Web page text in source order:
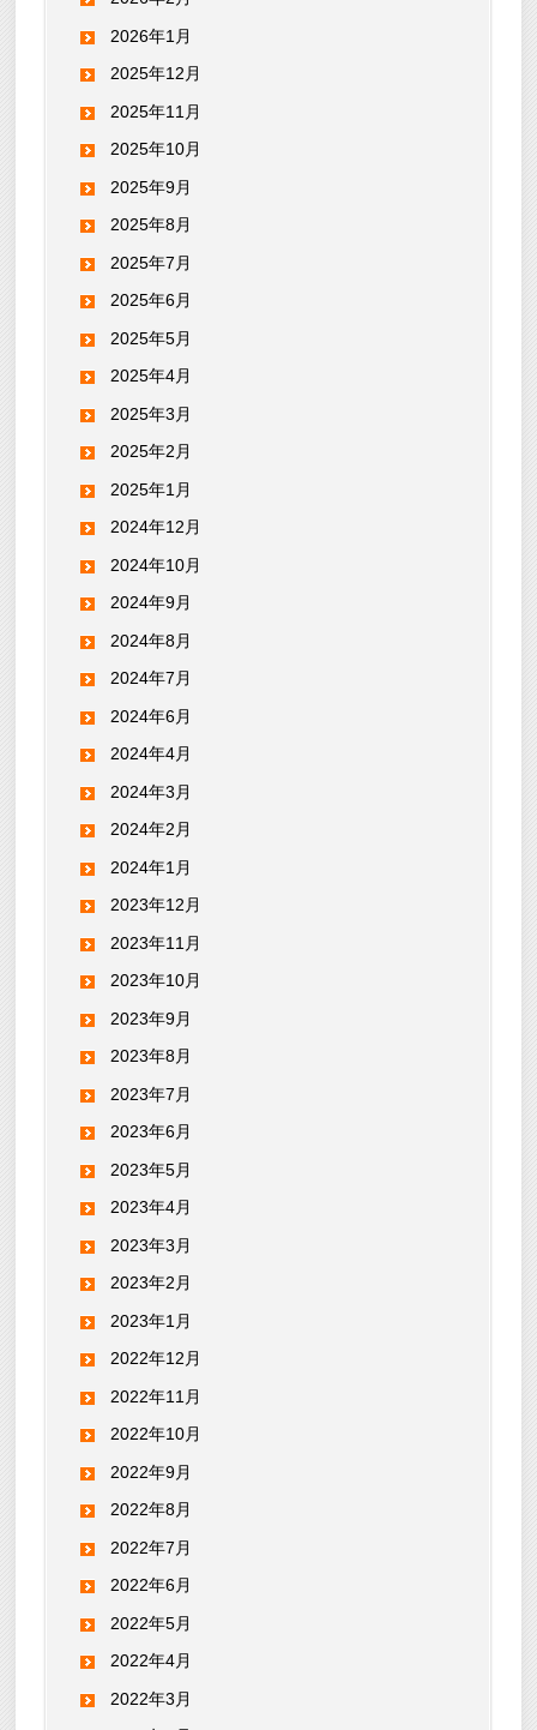
2026年1月
2025年12月
2025年11月
2025年10月
2025年9月
2025年8月
2025年7月
2025年6月
2025年5月
2025年4月
2025年3月
2025年2月
2025年1月
2024年12月
2024年10月
2024年9月
2024年8月
2024年7月
2024年6月
2024年4月
2024年3月
2024年2月
2024年1月
2023年12月
2023年11月
2023年10月
2023年9月
2023年8月
2023年7月
2023年6月
2023年5月
2023年4月
2023年3月
2023年2月
2023年1月
2022年12月
2022年11月
2022年10月
2022年9月
2022年8月
2022年7月
2022年6月
2022年5月
2022年4月
2022年3月